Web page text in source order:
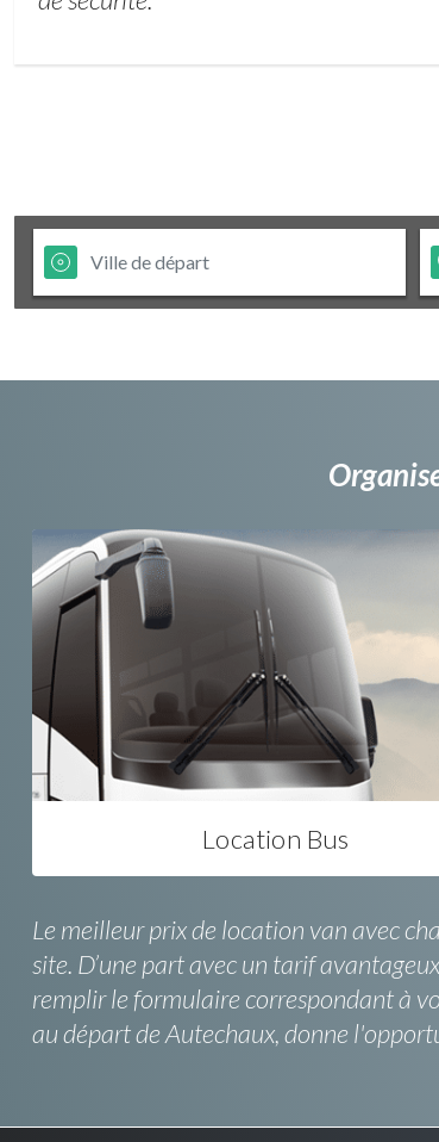
Location Bus
Le meilleur prix de location van avec
site. D’une part avec un tarif
remplir le formulaire correspondant à
au départ de Autechaux, donne